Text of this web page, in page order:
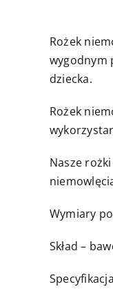
Rożek
wygodnym
dziecka.
Rożek
Nasze
Wymiary
Skład –